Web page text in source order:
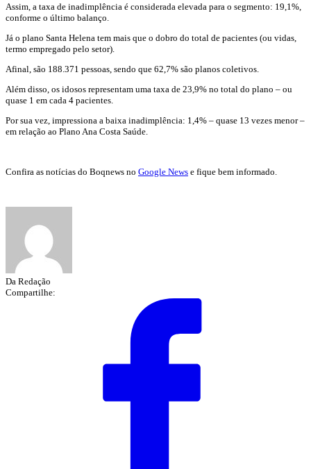
Assim, a taxa de inadimplência é considerada elevada para o segmento: 19,1%,
conforme o último balanço.
Já o plano Santa Helena tem mais que o dobro do total de pacientes (ou vidas,
termo empregado pelo setor).
Afinal, são 188.371 pessoas, sendo que 62,7% são planos coletivos.
Além disso, os idosos representam uma taxa de 23,9% no total do plano – ou
quase 1 em cada 4 pacientes.
Por sua vez, impressiona a baixa inadimplência: 1,4% – quase 13 vezes menor –
em relação ao Plano Ana Costa Saúde.
Confira as notícias do Boqnews no Google News e fique bem informado.
Da Redação
Compartilhe: